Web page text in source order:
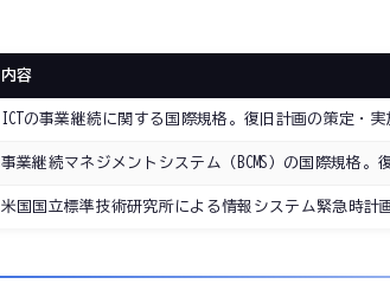
内容
ICTの事業継続に関する国際規格。復旧計画の策定・
事業継続マネジメントシステム（BCMS）の国際規格。
米国国立標準技術研究所による情報システム緊急時計画